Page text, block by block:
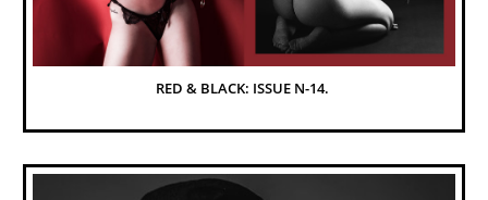
RED & BLACK: ISSUE N-14.